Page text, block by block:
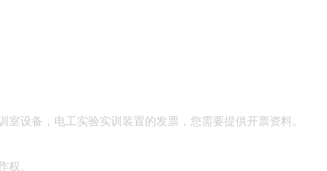
设备，电工实验实训装置的发票，您需要提供开票资料。
权。